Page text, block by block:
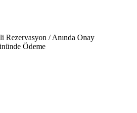
Rezervasyon / Anında Onay
Ödeme